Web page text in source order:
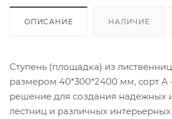
ОПИСАНИЕ НАЛИЧИЕ
Ступень (площадка) из
размером 40*300*2400 мм, сорт А
решение для создания надежных
лестниц и различных